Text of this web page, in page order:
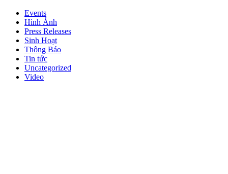
Events
Hình Ảnh
Press Releases
Sinh Hoạt
Thông Báo
Tin tức
Uncategorized
Video